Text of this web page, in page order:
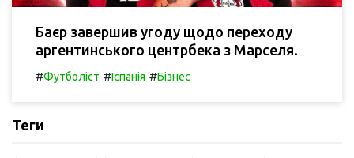
Баєр завершив угоду щодо переходу
аргентинського центрбека з Марселя.
#Футболіст #Іспанія #Бізнес
Теги